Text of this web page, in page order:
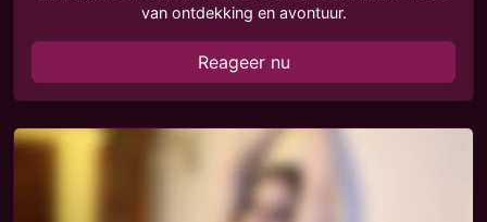
van ontdekking en avontuur.
Reageer nu